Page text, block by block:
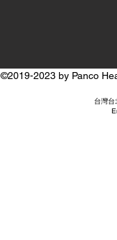
©2019-2023 by Panco
台灣